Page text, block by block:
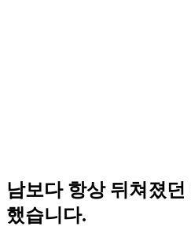
남보다 항상 뒤쳐졌던
했습니다.